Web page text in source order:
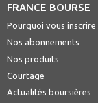
FRANCE BOURSE
Pourquoi vous inscrire
Nos abonnements
Nos produits
Courtage
Actualités boursières